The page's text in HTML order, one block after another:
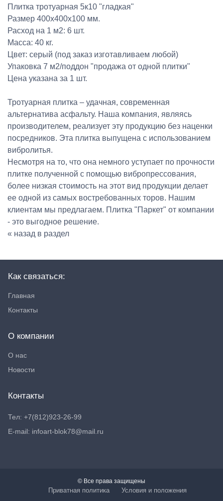
Плитка тротуарная 5к10 "гладкая"
Размер 400х400х100 мм.
Расход на 1 м2: 6 шт.
Масса: 40 кг.
Цвет: серый (под заказ изготавливаем любой)
Упаковка 7 м2/поддон "продажа от одной плитки"
Цена указана за 1 шт.
Тротуарная плитка – удачная, современная
альтернатива асфальту. Наша компания, являясь
производителем, реализует эту продукцию без наценки
посредников. Эта плитка выпущена с использованием
вибролитья.
Несмотря на то, что она немного уступает по прочности
плитке полученной с помощью вибропрессования,
более низкая стоимость на этот вид продукции делает
ее одной из самых востребованных торов. Нашим
клиентам мы предлагаем. Плитка "Паркет" от компании
- это выгодное решение.
« назад в раздел
Как связаться:
Главная
Контакты
О компании
О нас
Новости
Контакты
Тел: +7(812)923-26-99
E-mail: infoart-blok78@mail.ru
© Все права защищены
Приватная политика
Условия и положения